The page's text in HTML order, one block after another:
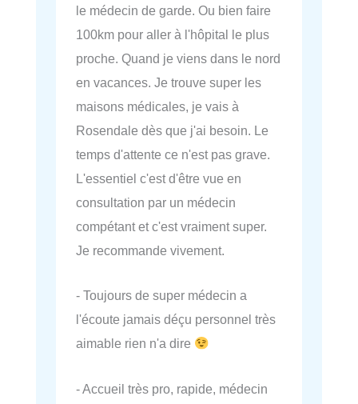
le médecin de garde. Ou bien faire
100km pour aller à l'hôpital le plus
proche. Quand je viens dans le nord
en vacances. Je trouve super les
maisons médicales, je vais à
Rosendale dès que j'ai besoin. Le
temps d'attente ce n'est pas grave.
L'essentiel c'est d'être vue en
consultation par un médecin
compétant et c'est vraiment super.
Je recommande vivement.
- Toujours de super médecin a
l'écoute jamais déçu personnel très
aimable rien n'a dire
- Accueil très pro, rapide, médecin